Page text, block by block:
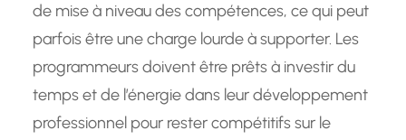
de mise à niveau des compétences, ce qui peut
parfois être une charge lourde à supporter. Les
programmeurs doivent être prêts à investir du
temps et de l’énergie dans leur développement
professionnel pour rester compétitifs sur le